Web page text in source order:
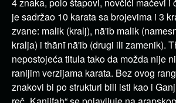
je sadržao 10 karata sa brojevima i 3
zvane: malik (kralj), nā'ib malik
kralja) i thānī nā'ib (drugi ili zamenik).
nepostojeća titula tako da možda nije
ranijim verzijama karata. Bez ovog
znakovi bi po strukturi bili isti kao i